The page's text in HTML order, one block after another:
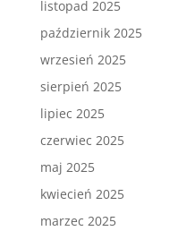
listopad 2025
październik 2025
wrzesień 2025
sierpień 2025
lipiec 2025
czerwiec 2025
maj 2025
kwiecień 2025
marzec 2025